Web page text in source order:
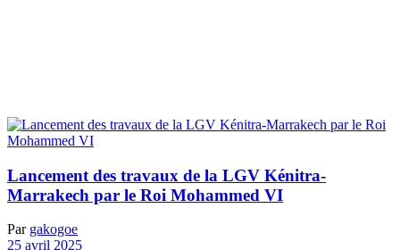
Lancement des travaux de la LGV Kénitra-
Marrakech par le Roi Mohammed VI
Par gakogoe
25 avril 2025